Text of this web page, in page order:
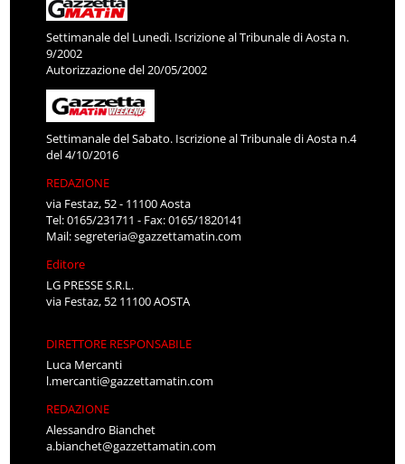
Settimanale del Lunedì. Iscrizione al Tribunale di Aosta n.
9/2002
Autorizzazione del 20/05/2002
Settimanale del Sabato. Iscrizione al Tribunale di Aosta n.4
del 4/10/2016
REDAZIONE
via Festaz, 52 - 11100 Aosta
Tel: 0165/231711 - Fax: 0165/1820141
Mail:segreteria@gazzettamatin.com
Editore
LG PRESSE S.R.L.
via Festaz, 52 11100 AOSTA
DIRETTORE RESPONSABILE
Luca Mercanti
l.mercanti@gazzettamatin.com
REDAZIONE
Alessandro Bianchet
a.bianchet@gazzettamatin.com